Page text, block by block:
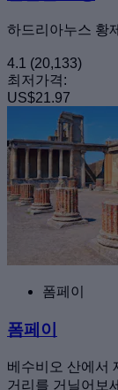
하드리아누스 황
4.1 (20,133)
최저가격:
US$21.97
폼페이
폼페이
베수비오 산에서
거리를 거닐어보